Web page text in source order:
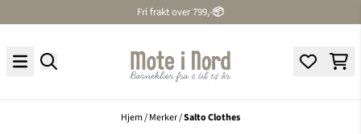
Fri frakt over 799,-📦
Hjem/Merker/Salto Clothes